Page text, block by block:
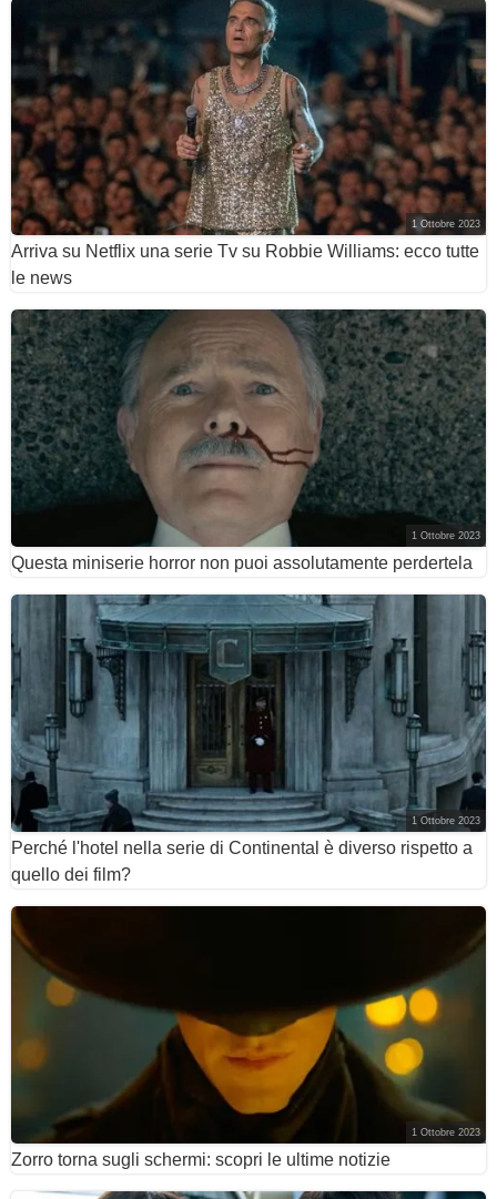
1 Ottobre 2023
Arriva su Netflix una serie Tv su Robbie Williams: ecco tutte
le news
1 Ottobre 2023
Questa miniserie horror non puoi assolutamente perdertela
1 Ottobre 2023
Perché l'hotel nella serie di Continental è diverso rispetto a
quello dei film?
1 Ottobre 2023
Zorro torna sugli schermi: scopri le ultime notizie